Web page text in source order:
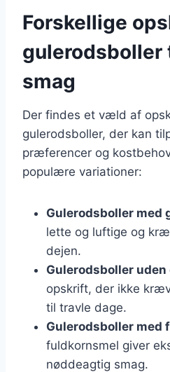
Forskellige
gulerodsboller
smag
Der findes et væld af
gulerodsboller, der kan
præferencer og
populære variationer:
Gulerodsboller med
lette og luftige og
dejen.
Gulerodsboller
opskrift, der ikke
til travle dage.
Gulerodsboller med
fuldkornsmel giver
nøddeagtig smag.